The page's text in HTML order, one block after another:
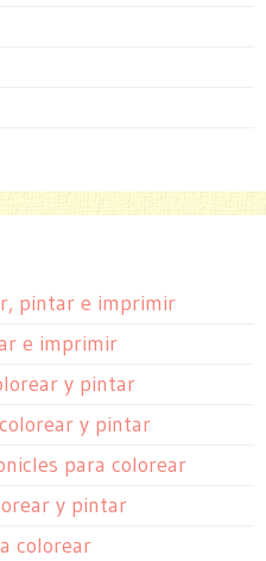
pintar e imprimir
e imprimir
y pintar
y pintar
para colorear
y pintar
colorear